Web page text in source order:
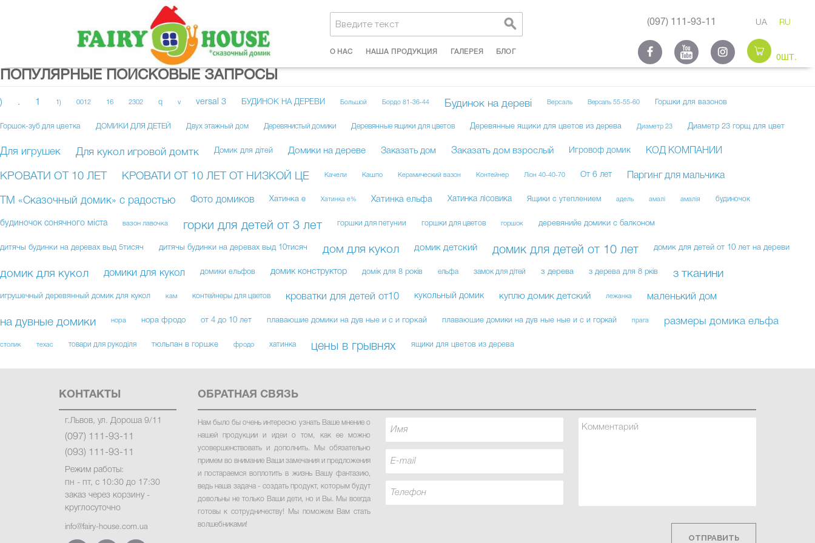
(097) 111-93-11 UA RU
О НАС НАША ПРОДУКЦИЯ ГАЛЕРЕЯ БЛОГ 0ШТ.
ПОПУЛЯРНЫЕ ПОИСКОВЫЕ ЗАПРОСЫ
) . 1 1) 0012 16 2302 q v versal 3 БУДИНОК НА ДЕРЕВИ Большой Бордо 81-36-44 Будинок на дереві Версаль Версаль 55-55-60 Горшки для вазонов
Горшок-зуб для цветка ДОМИКИ ДЛЯ ДЕТЕЙ Двух этажный дом Деревянистый домики Деревянные ящики для цветов Деревянные ящики для цветов из дерева Диаметр 23 Диаметр 23 горщ для цвет
Для игрушек Для кукол игровой домтк Домик для дітей Домики на дереве Заказать дом Заказать дом взрослый Игровоф домик КОД КОМПАНИИ
КРОВАТИ ОТ 10 ЛЕТ КРОВАТИ ОТ 10 ЛЕТ ОТ НИЗКОЙ ЦЕ Качели Кашпо Керамический вазон Контейнер Ліон 40-40-70 От 6 лет Паргинг для мальчика
ТМ «Сказочный домик» с радостью Фото домиков Хатинка е Хатинка е% Хатинка ельфа Хатинка лісовика Ящики с утеплением адель амалі амалія будиночок
будиночок сонячного міста вазон лавочка горки для детей от 3 лет горшки для петунии горшки для цветов горшок деревянийе домики с балконом
дитячы будинки на деревах выд 5тисяч дитячы будинки на деревах выд 10тисяч дом для кукол домик детский домик для детей от 10 лет домик для детей от 10 лет на дереви
домик для кукол домики для кукол домики ельфов домик конструктор домік для 8 років ельфа замок для дітей з дерева з дерева для 8 рків з тканини
игрушечный деревянный домик для кукол кам контейнеры для цветов кроватки для детей от10 кукольный домик куплю домик детский лежанка маленький дом
на дувные домики нора нора фродо от 4 до 10 лет плаваюшие домики на дув ные и с и горкай плаваюшие домики на дув ные ные и с и горкай прага размеры домика ельфа
столик техас товари для рукоділя тюльпан в горшке фродо хатинка цены в грывнях ящики для цветов из дерева
КОНТАКТЫ
г.Львов, ул. Дороша 9/11
(097) 111-93-11
(093) 111-93-11
Режим работы:
пн - пт, с 10:30 до 17:30
заказ через корзину -
круглосуточно
info@fairy-house.com.ua
ОБРАТНАЯ СВЯЗЬ
Нам было бы очень интересно узнать Ваше мнение о
нашей продукции и идеи о том, как ее можно
усовершенствовать и дополнить. Мы обязательно
примем во внимание Ваши замечания и предложения
и постараемся воплотить в жизнь Вашу фантазию,
ведь наша задача - создать продукт, которым будут
довольны не только Ваши дети, но и Вы. Мы всегда
готовы к сотрудничеству! Мы поможем Вам стать
волшебниками!
ОТПРАВИТЬ